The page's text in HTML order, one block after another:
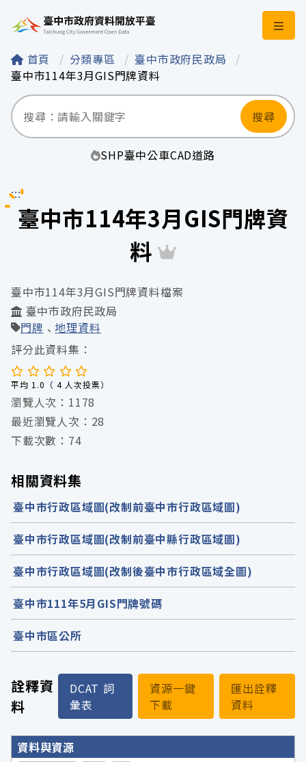
臺中市政府資料開
首頁 分類專區
臺中市政府民政局
臺中市114年3月GIS門牌資料
搜尋
SHP臺中公車CAD道路
:::
臺中市114年3月GIS門牌資
料
詮釋資
料
DCAT 詞
彙表
資源一鍵
下載
匯出詮釋
資料
詮釋資料詳細內容
資料與資源
臺中市114年3月GIS門牌資料檔案
臺中市政府民政局
門牌
地理資料
評分此資料集：
平均 1.0（ 4 人次投票）
瀏覽人次：1178
最近瀏覽人次：28
下載次數：74
相關資料集
臺中市行政區域圖(改制前臺中市行政區域圖)
臺中市行政區域圖(改制前臺中縣行政區域圖)
臺中市行政區域圖(改制後臺中市行政區域全圖)
臺中市111年5月GIS門牌號碼
臺中市區公所